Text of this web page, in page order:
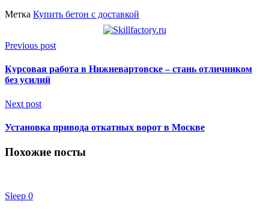
Метка Купить бетон с доставкой
Previous post
Курсовая работа в Нижневартовске – стань отличником
без усилий
Next post
Установка привода откатных ворот в Москве
Похожие посты
Sleep 0